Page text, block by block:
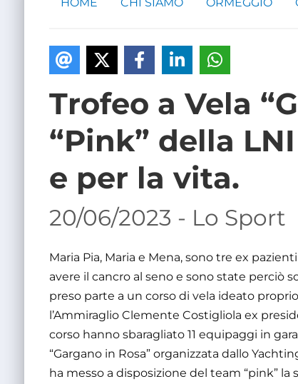
Trofeo a Vela
“Pink” della
e per la vita.
20/06/2023 - Lo Sport
Maria Pia, Maria e Mena, sono tre ex
avere il cancro al seno e sono state perciò
preso parte a un corso di vela ideato
l’Ammiraglio Clemente Costigliola ex
corso hanno sbaragliato 11 equipaggi in
“Gargano in Rosa” organizzata dallo
ha messo a disposizione del team “pink” la